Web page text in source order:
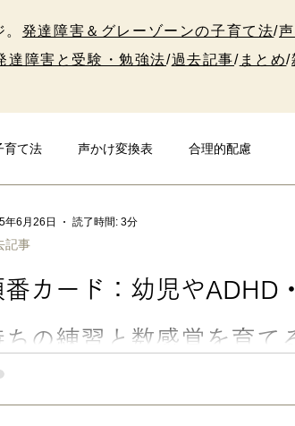
発達障害＆グレーゾーンの子育て法/
達障害と受験・勉強法/過去記事/ まとめ/
育て法 声かけ変換表 合理的配慮
受験・勉強法 10代のための凸凹学
番カード：幼児やADHD
ちの練習と数感覚を育て
もが三人いるので、夕飯の支度で忙しい時に、 「
記事
年6月26日 読了時間: 3分